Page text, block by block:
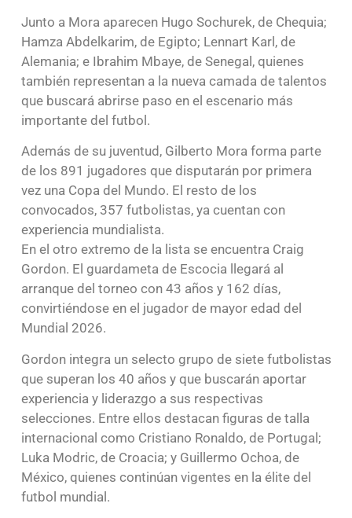
Junto a Mora aparecen Hugo Sochurek, de Chequia;
Hamza Abdelkarim, de Egipto; Lennart Karl, de
Alemania; e Ibrahim Mbaye, de Senegal, quienes
también representan a la nueva camada de talentos
que buscará abrirse paso en el escenario más
importante del futbol.
Además de su juventud, Gilberto Mora forma parte
de los 891 jugadores que disputarán por primera
vez una Copa del Mundo. El resto de los
convocados, 357 futbolistas, ya cuentan con
experiencia mundialista.
En el otro extremo de la lista se encuentra Craig
Gordon. El guardameta de Escocia llegará al
arranque del torneo con 43 años y 162 días,
convirtiéndose en el jugador de mayor edad del
Mundial 2026.
Gordon integra un selecto grupo de siete futbolistas
que superan los 40 años y que buscarán aportar
experiencia y liderazgo a sus respectivas
selecciones. Entre ellos destacan figuras de talla
internacional como Cristiano Ronaldo, de Portugal;
Luka Modric, de Croacia; y Guillermo Ochoa, de
México, quienes continúan vigentes en la élite del
futbol mundial.